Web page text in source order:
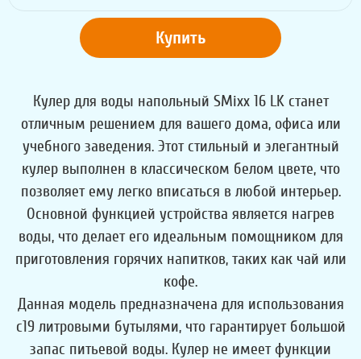
Купить
Кулер для воды напольный SMixx 16 LK станет
отличным решением для вашего дома, офиса или
учебного заведения. Этот стильный и элегантный
кулер выполнен в классическом белом цвете, что
позволяет ему легко вписаться в любой интерьер.
Основной функцией устройства является нагрев
воды, что делает его идеальным помощником для
приготовления горячих напитков, таких как чай или
кофе.
Данная модель предназначена для использования
с19 литровыми бутылями, что гарантирует большой
запас питьевой воды. Кулер не имеет функции